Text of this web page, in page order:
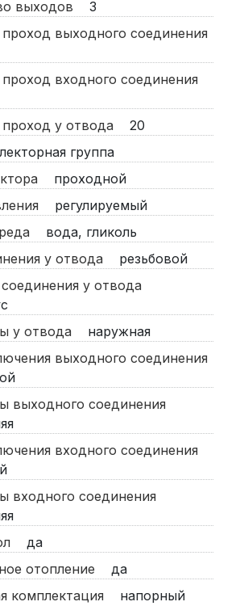
выходов
3
выходного соединения
входного соединения
у отвода
20
группа
проходной
регулируемый
вода, гликоль
у отвода
резьбовой
у отвода
у отвода
наружная
выходного соединения
выходного соединения
входного соединения
входного соединения
да
отопление
да
комплектация
напорный